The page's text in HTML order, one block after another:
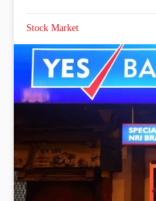
Stock Market